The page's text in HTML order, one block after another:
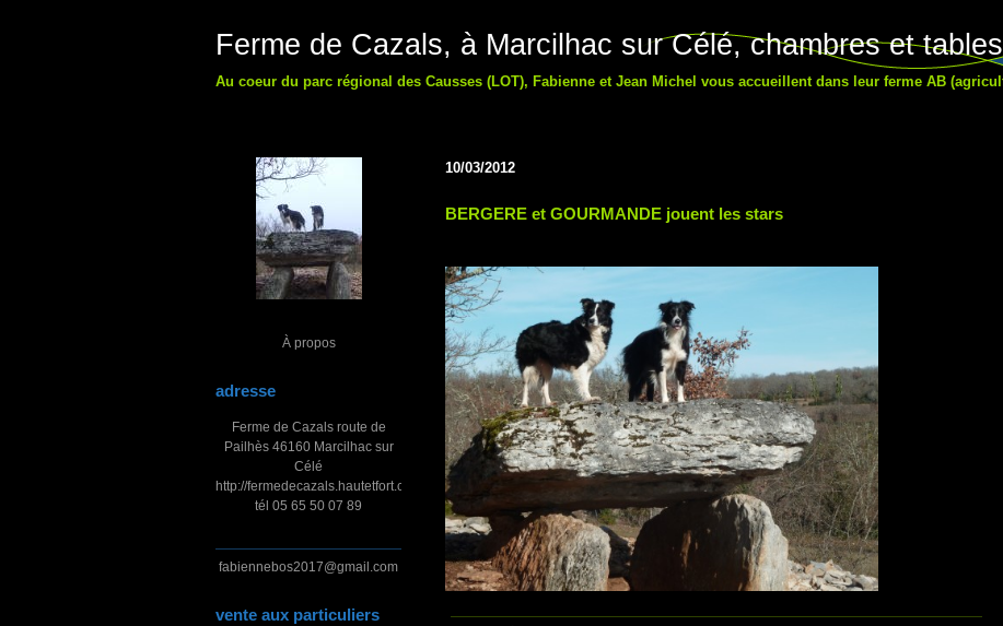
Ferme de Cazals, à Marcilhac sur Célé, chambres et
Au coeur du parc régional des Causses (LOT), Fabienne et Jean Michel vous accueillent dans leur ferme AB
À propos
adresse
Ferme de Cazals route de
Pailhès 46160 Marcilhac sur
Célé
http://fermedecazals.hautetfort.com
tél 05 65 50 07 89
fabiennebos2017@gmail.com
vente aux particuliers
10/03/2012
BERGERE et GOURMANDE jouent les stars